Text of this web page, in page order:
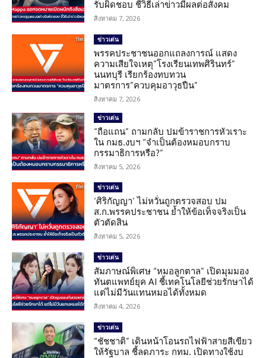
รับผิดชอบ ชี้วิธีเล่าข่าวมีผลต่อสังคม
สิงหาคม 7, 2026
ข่าวเด่น
พรรคประชาชนออกแถลงการณ์ แสดง
ความเสียใจเหตุ”โรงเรียนเทพศิรินทร์”
นนทบุรี เรียกร้องทบทวน
มาตรการ”ควบคุมอาวุธปืน”
สิงหาคม 7, 2026
ข่าวเด่น
“ถือแถน” ถามกลับ ปมข้าราชการหัวเราะ
ใน กมธ.งบฯ “จำเป็นต้องหมอบกราบ
กรรมาธิการหรือ?”
สิงหาคม 5, 2026
ข่าวเด่น
‘ศิริกัญญา’ ไม่หวั่นถูกตรวจสอบ ปม
ส.ก.พรรคประชาชน ย้ำให้ข้อเท็จจริงเป็น
ตัวตัดสิน
สิงหาคม 5, 2026
ข่าวเด่น
สัมภาษณ์พิเศษ “หมอลูกตาล” เปิดมุมมอง
ทันตแพทย์ยุค AI ชี้เทคโนโลยีช่วยรักษาได้
แต่ไม่มีวันแทนหมอได้ทั้งหมด
สิงหาคม 4, 2026
ข่าวเด่น
“ชัชชาติ” เดินหน้าโอนรถไฟฟ้าสายสีเขียว
ให้รัฐบาล ชี้ลดภาระ กทม. เปิดทางใช้งบ